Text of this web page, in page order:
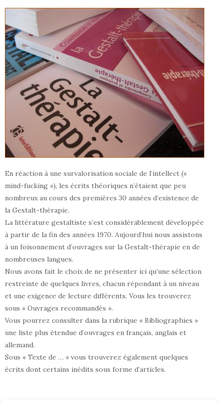
En réaction à une survalorisation sociale de l’intellect («
mind-fucking »), les écrits théoriques n’étaient que peu
nombreux au cours des premières 30 années d’existence de
la Gestalt-thérapie.
La littérature gestaltiste s’est considérablement développée
à partir de la fin des années 1970. Aujourd’hui nous assistons
à un foisonnement d’ouvrages sur la Gestalt-thérapie en de
nombreuses langues.
Nous avons fait le choix de ne présenter ici qu’une sélection
restreinte de quelques livres, chacun répondant à un niveau
et une exigence de lecture différents. Vous les trouverez
sous « Ouvrages recommandés ».
Vous pourrez consulter dans la rubrique « Bibliographies »
une liste plus étendue d’ouvrages en français, anglais et
allemand.
Sous « Texte de … » vous trouverez également quelques
écrits dont certains inédits sous forme d’articles.